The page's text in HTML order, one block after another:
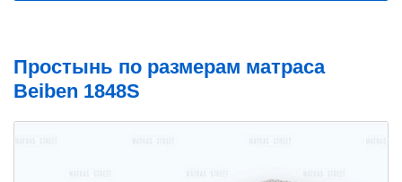
Простынь по размерам матраса
Beiben 1848S